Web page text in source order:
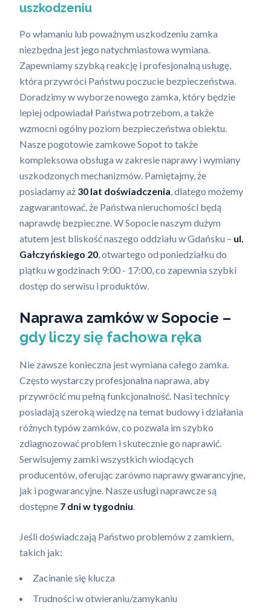
uszkodzeniu
Po włamaniu lub poważnym uszkodzeniu zamka
niezbędna jest jego natychmiastowa wymiana.
Zapewniamy szybką reakcję i profesjonalną usługę,
która przywróci Państwu poczucie bezpieczeństwa.
Doradzimy w wyborze nowego zamka, który będzie
lepiej odpowiadał Państwa potrzebom, a także
wzmocni ogólny poziom bezpieczeństwa obiektu.
Nasze pogotowie zamkowe Sopot to także
kompleksowa obsługa w zakresie naprawy i wymiany
uszkodzonych mechanizmów. Pamiętajmy, że
posiadamy aż 30 lat doświadczenia, dlatego możemy
zagwarantować, że Państwa nieruchomości będą
naprawdę bezpieczne. W Sopocie naszym dużym
atutem jest bliskość naszego oddziału w Gdańsku – ul.
Gałczyńskiego 20, otwartego od poniedziałku do
piątku w godzinach 9:00 - 17:00, co zapewnia szybki
dostęp do serwisu i produktów.
Naprawa zamków w Sopocie –
gdy liczy się fachowa ręka
Nie zawsze konieczna jest wymiana całego zamka.
Często wystarczy profesjonalna naprawa, aby
przywrócić mu pełną funkcjonalność. Nasi technicy
posiadają szeroką wiedzę na temat budowy i działania
różnych typów zamków, co pozwala im szybko
zdiagnozować problem i skutecznie go naprawić.
Serwisujemy zamki wszystkich wiodących
producentów, oferując zarówno naprawy gwarancyjne,
jak i pogwarancyjne. Nasze usługi naprawcze są
dostępne 7 dni w tygodniu.
Jeśli doświadczają Państwo problemów z zamkiem,
takich jak:
Zacinanie się klucza
Trudności w otwieraniu/zamykaniu